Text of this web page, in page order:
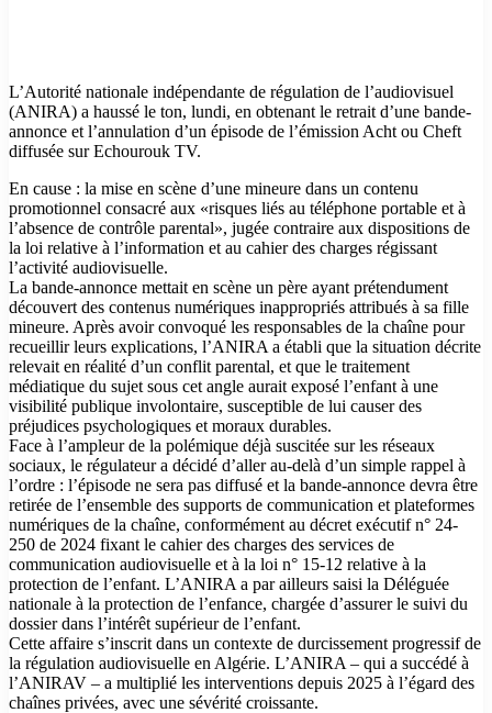
L’Autorité nationale indépendante de régulation de l’audiovisuel
(ANIRA) a haussé le ton, lundi, en obtenant le retrait d’une bande-
annonce et l’annulation d’un épisode de l’émission Acht ou Cheft
diffusée sur Echourouk TV.
En cause : la mise en scène d’une mineure dans un contenu
promotionnel consacré aux «risques liés au téléphone portable et à
l’absence de contrôle parental», jugée contraire aux dispositions de
la loi relative à l’information et au cahier des charges régissant
l’activité audiovisuelle.
La bande-annonce mettait en scène un père ayant prétendument
découvert des contenus numériques inappropriés attribués à sa fille
mineure. Après avoir convoqué les responsables de la chaîne pour
recueillir leurs explications, l’ANIRA a établi que la situation décrite
relevait en réalité d’un conflit parental, et que le traitement
médiatique du sujet sous cet angle aurait exposé l’enfant à une
visibilité publique involontaire, susceptible de lui causer des
préjudices psychologiques et moraux durables.
Face à l’ampleur de la polémique déjà suscitée sur les réseaux
sociaux, le régulateur a décidé d’aller au-delà d’un simple rappel à
l’ordre : l’épisode ne sera pas diffusé et la bande-annonce devra être
retirée de l’ensemble des supports de communication et plateformes
numériques de la chaîne, conformément au décret exécutif n° 24-
250 de 2024 fixant le cahier des charges des services de
communication audiovisuelle et à la loi n° 15-12 relative à la
protection de l’enfant. L’ANIRA a par ailleurs saisi la Déléguée
nationale à la protection de l’enfance, chargée d’assurer le suivi du
dossier dans l’intérêt supérieur de l’enfant.
Cette affaire s’inscrit dans un contexte de durcissement progressif de
la régulation audiovisuelle en Algérie. L’ANIRA – qui a succédé à
l’ANIRAV – a multiplié les interventions depuis 2025 à l’égard des
chaînes privées, avec une sévérité croissante.